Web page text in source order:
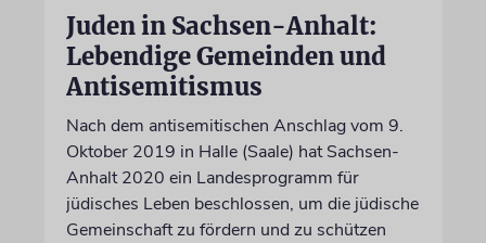
Juden in Sachsen-Anhalt:
Lebendige Gemeinden und
Antisemitismus
Nach dem antisemitischen Anschlag vom 9.
Oktober 2019 in Halle (Saale) hat Sachsen-
Anhalt 2020 ein Landesprogramm für
jüdisches Leben beschlossen, um die jüdische
Gemeinschaft zu fördern und zu schützen